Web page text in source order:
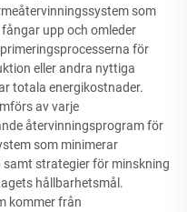
som
upp och omleder
för
eller andra nyttiga
totala energikostnader.
av varje
återvinningsprogram för
som minimerar
strategier för minskning
hållbarhetsmål.
kommer från